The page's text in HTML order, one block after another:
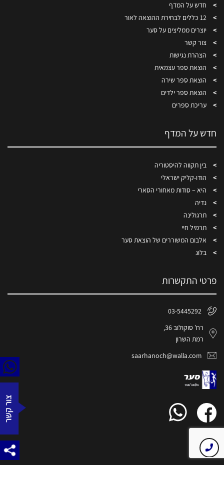
חדש על המדף
12 כללים לבחירת ההוצאה לאור
יוצרים ממליצים על סער
צור קשר
הצהרת נגישות
הוצאת ספר עצמאית
הוצאת ספר שירה
הוצאת ספר ילדים
עריכת ספרים
חדש על המדף
בין תקווה להיסטוריה
הודו-קליק ישראלי
היא – סודות מאחורי הסארי
נדיה
תרגולינה
תרמיל חיי
אלבום המשוררים של הוצאת סער
בלוג
פרטי התקשרות
03-5445292
רח' סוקולוב 36,
רמת השרון
saarhanoch@walla.com